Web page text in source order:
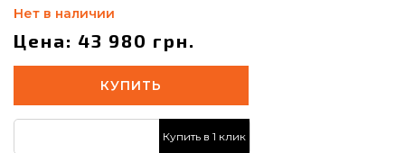
Нет в наличии
Цена: 43 980 грн.
КУПИТЬ
Купить в 1 клик